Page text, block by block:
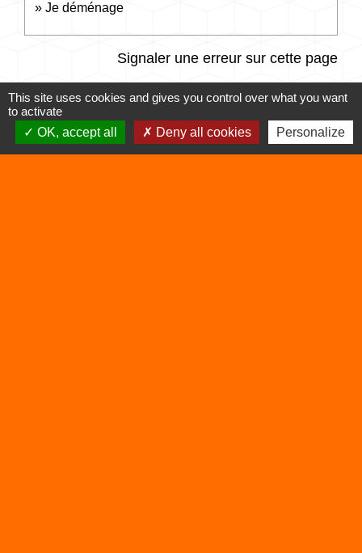
Je déménage
Signaler une erreur sur cette page
Contacts
This site uses cookies and gives you control over what you want
to activate
OK, accept all
Deny all cookies Personalize